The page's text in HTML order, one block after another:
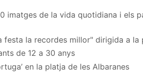
imatges de la vida quotidiana i els
festa la recordes millor" dirigida a
de 12 a 30 anys
en la platja de les Albaranes